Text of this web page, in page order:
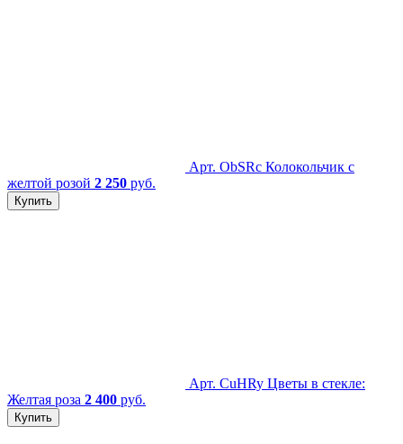
Арт. ObSRc Колокольчик с
желтой розой 2 250 руб.
Купить
Арт. CuHRy Цветы в стекле:
Желтая роза 2 400 руб.
Купить